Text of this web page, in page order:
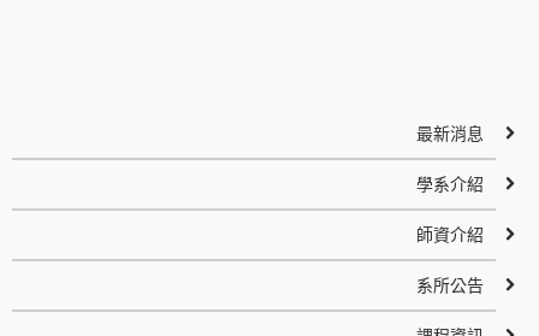
最新消息
學系介紹
師資介紹
系所公告